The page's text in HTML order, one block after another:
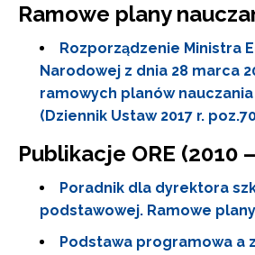
Ramowe plany
Rozporządzenie Ministra
Narodowej z dnia 28 marca
ramowych planów
(Dziennik Ustaw 2017 r.
Publikacje ORE (2010
Poradnik dla dyrektora
podstawowej. Ramowe
Podstawa programowa a